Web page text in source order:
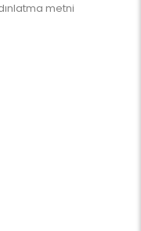
metni